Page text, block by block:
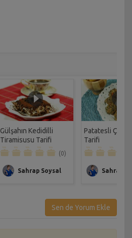
Gülşahın Kedidilli
Tiramisusu Tarifi
(0)
Sahrap Soysal
Patatesli Çıtır
Tarifi
Sahrap
Sen de Yorum Ekle